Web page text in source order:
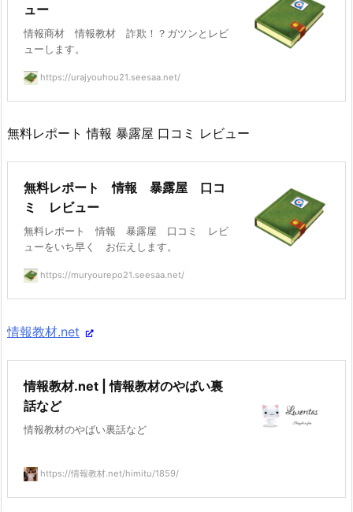
ュー
情報商材 情報教材 詐欺！？ガツンとレビ
ューします。
https://urajyouhou21.seesaa.net/
無料レポート 情報 暴露屋 口コミ レビュー
無料レポート 情報 暴露屋 口コ
ミ レビュー
無料レポート 情報 暴露屋 口コミ レビ
ューをいち早く お伝えします。
https://muryourepo21.seesaa.net/
情報教材.net
情報教材.net | 情報教材のやばい裏
話など
情報教材のやばい裏話など
https://情報教材.net/himitu/1859/